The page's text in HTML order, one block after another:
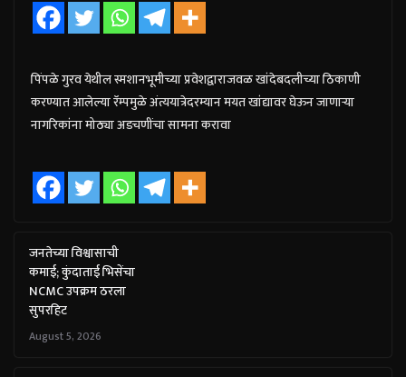
पिंपळे गुरव येथील स्मशानभूमीच्या प्रवेशद्वाराजवळ खांदेबदलीच्या ठिकाणी
करण्यात आलेल्या रॅम्पमुळे अंत्ययात्रेदरम्यान मयत खांद्यावर घेऊन जाणाऱ्या
नागरिकांना मोठ्या अडचणींचा सामना करावा
जनतेच्या विश्वासाची
कमाई; कुंदाताई भिसेंचा
NCMC उपक्रम ठरला
सुपरहिट
August 5, 2026